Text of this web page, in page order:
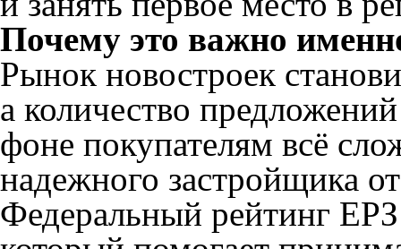
Почему это важно
Рынок новостроек
а количество
фоне покупателям всё
надежного застройщика
Федеральный рейтинг